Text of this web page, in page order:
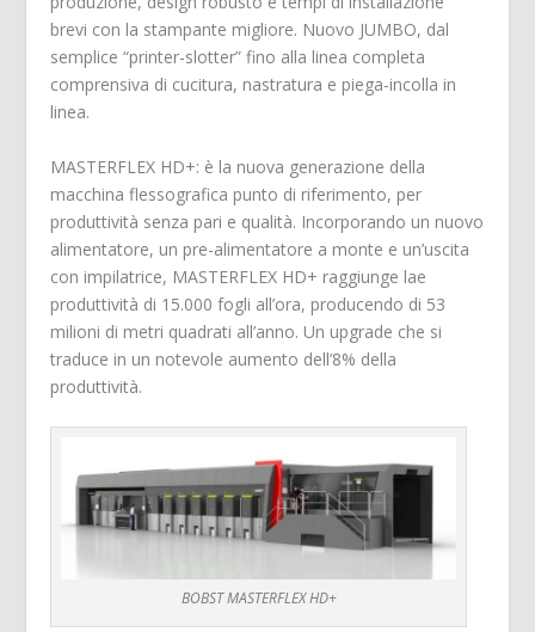
brevi con la stampante migliore. Nuovo JUMBO, dal
semplice “printer-slotter” fino alla linea completa
comprensiva di cucitura, nastratura e piega-incolla in
linea.
MASTERFLEX HD+: è la nuova generazione della
macchina flessografica punto di riferimento, per
produttività senza pari e qualità. Incorporando un nuovo
alimentatore, un pre-alimentatore a monte e un’uscita
con impilatrice, MASTERFLEX HD+ raggiunge lae
produttività di 15.000 fogli all’ora, producendo di 53
milioni di metri quadrati all’anno. Un upgrade che si
traduce in un notevole aumento dell’8% della
produttività.
BOBST MASTERFLEX HD+